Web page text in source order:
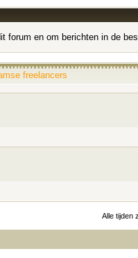
forum en om berichten in de
freelancers
Alle tijden